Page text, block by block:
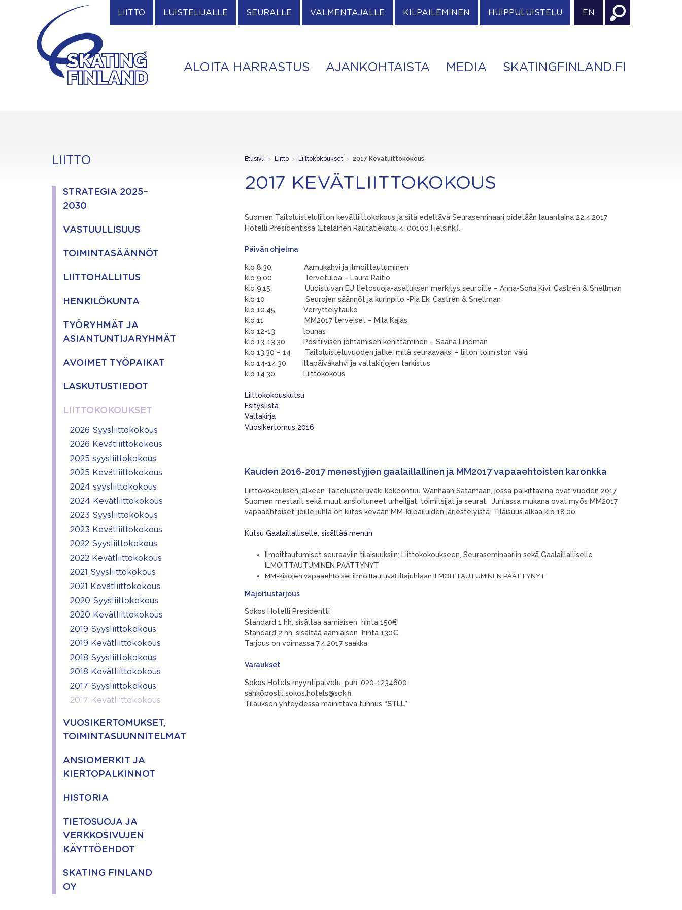
LIITTO LUISTELIJALLE SEURALLE VALMENTAJALLE KILPAILEMINEN HUIPPULUISTELU EN
ALOITA HARRASTUS AJANKOHTAISTA MEDIA SKATINGFINLAND.FI
LIITTO
STRATEGIA 2025–
2030
VASTUULLISUUS
TOIMINTASÄÄNNÖT
LIITTOHALLITUS
HENKILÖKUNTA
TYÖRYHMÄT JA
ASIANTUNTIJARYHMÄT
AVOIMET TYÖPAIKAT
LASKUTUSTIEDOT
LIITTOKOKOUKSET
2026 Syysliittokokous
2026 Kevätliittokokous
2025 syysliittokokous
2025 Kevätliittokokous
2024 syysliittokokous
2024 Kevätliittokokous
2023 Syysliittokokous
2023 Kevätliittokokous
2022 Syysliittokokous
2022 Kevätliittokokous
2021 Syysliittokokous
2021 Kevätliittokokous
2020 Syysliittokokous
2020 Kevätliittokokous
2019 Syysliittokokous
2019 Kevätliittokokous
2018 Syysliittokokous
2018 Kevätliittokokous
2017 Syysliittokokous
2017 Kevätliittokokous
VUOSIKERTOMUKSET,
TOIMINTASUUNNITELMAT
ANSIOMERKIT JA
KIERTOPALKINNOT
HISTORIA
TIETOSUOJA JA
VERKKOSIVUJEN
KÄYTTÖEHDOT
SKATING FINLAND
OY
Etusivu > Liitto > Liittokokoukset > 2017 Kevätliittokokous
2017 KEVÄTLIITTOKOKOUS
Suomen Taitoluisteluliiton kevätliittokokous ja sitä edeltävä Seuraseminaari pidetään lauantaina 22.4.2017
Hotelli Presidentissä (Eteläinen Rautatiekatu 4, 00100 Helsinki).
Päivän ohjelma
klo 8.30 Aamukahvi ja ilmoittautuminen
klo 9.00 Tervetuloa – Laura Raitio
klo 9.15 Uudistuvan EU tietosuoja-asetuksen merkitys seuroille – Anna-Sofia Kivi, Castrén & Snellman
klo 10 Seurojen säännöt ja kurinpito -Pia Ek. Castrén & Snellman
klo 10.45 Verryttelytauko
klo 11 MM2017 terveiset – Mila Kajas
klo 12-13 lounas
klo 13-13.30 Positiivisen johtamisen kehittäminen – Saana Lindman
klo 13.30 – 14 Taitoluisteluvuoden jatke, mitä seuraavaksi – liiton toimiston väki
klo 14-14.30 Iltapäiväkahvi ja valtakirjojen tarkistus
klo 14.30 Liittokokous
Liittokokouskutsu
Esityslista
Valtakirja
Vuosikertomus 2016
Kauden 2016-2017 menestyjien gaalaillallinen ja MM2017 vapaaehtoisten karonkka
Liittokokouksen jälkeen Taitoluisteluväki kokoontuu Wanhaan Satamaan, jossa palkittavina ovat vuoden 2017
Suomen mestarit sekä muut ansioituneet urheilijat, toimitsijat ja seurat. Juhlassa mukana ovat myös MM2017
vapaaehtoiset, joille juhla on kiitos kevään MM-kilpailuiden järjestelyistä. Tilaisuus alkaa klo 18.00.
Kutsu Gaalaillalliselle, sisältää menun
Ilmoittautumiset seuraaviin tilaisuuksiin: Liittokokoukseen, Seuraseminaariin sekä Gaalaillalliselle
ILMOITTAUTUMINEN PÄÄTTYNYT
MM-kisojen vapaaehtoiset ilmoittautuvat iltajuhlaan ILMOITTAUTUMINEN PÄÄTTYNYT
Majoitustarjous
Sokos Hotelli Presidentti
Standard 1 hh, sisältää aamiaisen hinta 150€
Standard 2 hh, sisältää aamiaisen hinta 130€
Tarjous on voimassa 7.4.2017 saakka
Varaukset
Sokos Hotels myyntipalvelu, puh: 020-1234600
sähköposti: sokos.hotels@sok.fi
Tilauksen yhteydessä mainittava tunnus “STLL”